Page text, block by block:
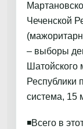
Чеченской
– выборы
Шатойского
Республики
система, 15
◾️Всего в